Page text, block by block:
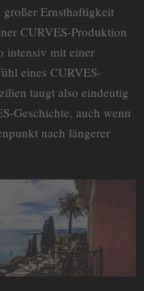
Ernsthaftigkeit
CURVES-Produktion
intensiv mit einer
eines CURVES-
taugt also eindeutig
Geschichte, auch wenn
nach längerer